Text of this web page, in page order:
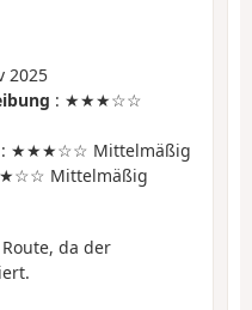
2025
: ★★★☆☆
: ★★★☆☆ Mittelmäßig
Mittelmäßig
da der